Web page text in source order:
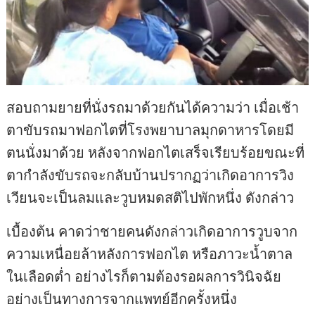
สอบถามยายที่นั่งรถมาด้วยกันได้ความว่า เมื่อเช้า
ตาขับรถมาฟอกไตที่โรงพยาบาลมุกดาหารโดยมี
ตนนั่งมาด้วย หลังจากฟอกไตเสร็จเรียบร้อยขณะที่
ตากำลังขับรถจะกลับบ้านปรากฏว่าเกิดอาการวิง
เวียนจะเป็นลมและวูบหมดสติไปพักหนึ่ง ดังกล่าว
เบื้องต้น คาดว่าชายคนดังกล่าวเกิดอาการวูบจาก
ความเหนื่อยล้าหลังการฟอกไต หรือภาวะน้ำตาล
ในเลือดต่ำ อย่างไรก็ตามต้องรอผลการวินิจฉัย
อย่างเป็นทางการจากแพทย์อีกครั้งหนึ่ง